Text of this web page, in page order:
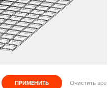
Очистить все